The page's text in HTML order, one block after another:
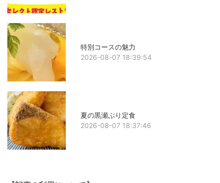
特別コースの魅力
2026-08-07 18:39:54
夏の黒瀬ぶり定食
2026-08-07 18:37:46